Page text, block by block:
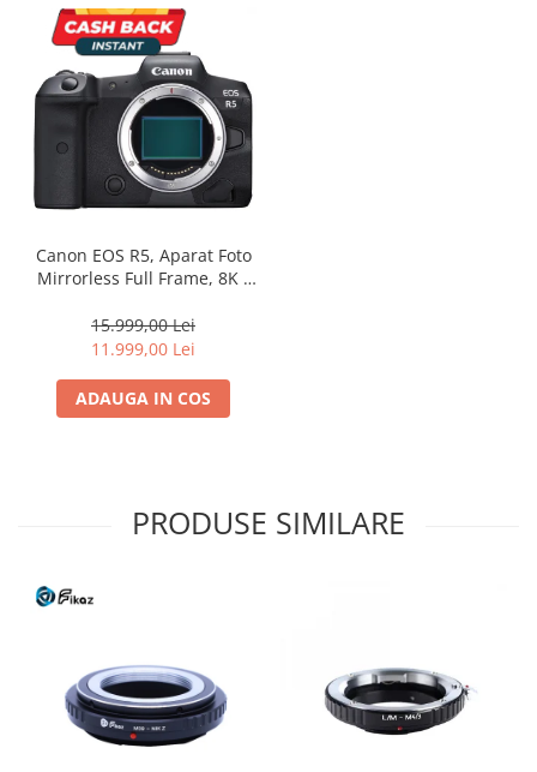
Canon EOS R5, Aparat Foto
Mirrorless Full Frame, 8K -
15.999,00 Lei
11.999,00 Lei
ADAUGA IN COS
PRODUSE SIMILARE